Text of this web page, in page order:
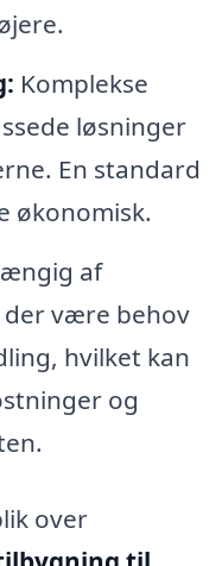
Komplekse
løsninger
En standard
økonomisk.
af
være behov
hvilket kan
og
over